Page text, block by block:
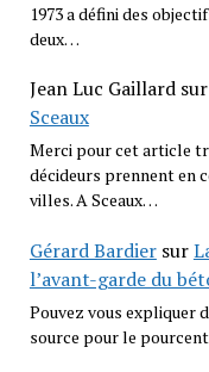
1973 a défini des
deux…
Jean Luc Gaillardsur
Sceaux
Merci pour cet article
décideurs prennent en
villes. A Sceaux…
Gérard Bardiersur
l’avant-garde du
Pouvez vous expliquer
source pour le